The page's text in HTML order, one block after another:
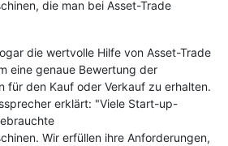
die man bei Asset-Trade
die wertvolle Hilfe von Asset-Trade
eine genaue Bewertung der
für den Kauf oder Verkauf zu erhalten.
erklärt: "Viele Start-up-
Wir erfüllen ihre Anforderungen,